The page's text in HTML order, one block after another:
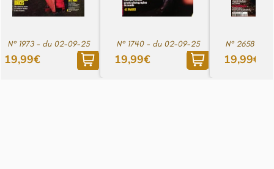
N° 1973 - du 02-09-25
19,99€
N° 1740 - du 02-09-25
19,99€
N° 2658 -
19,99€